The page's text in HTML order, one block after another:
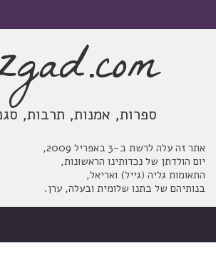
אתר זה עלה לרשת ב-3 באפריל 2009,
יום הולדתן של נכדותינו הראשונות,
התאומות גליה (גייל) ואריאל,
בנותיהם של בתנו שלומית ובעלה, ערן.
ספרות, אמנות, תרבות,